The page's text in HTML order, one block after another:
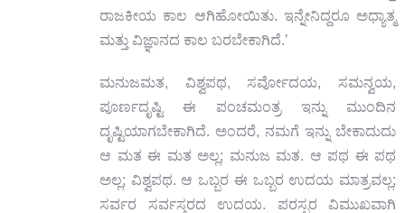
ರಾಜಕೀಯ ಕಾಲ ಆಗಿಹೋಯಿತು. ಇನ್ನೇನಿದ್ದರೂ ಅಧ್ಯಾತ್ಮ
ಮತ್ತು ವಿಜ್ಞಾನದ ಕಾಲ ಬರಬೇಕಾಗಿದೆ.’
ಮನುಜಮತ, ವಿಶ್ವಪಥ, ಸರ್ವೋದಯ, ಸಮನ್ವಯ,
ಪೂರ್ಣದೃಷ್ಟಿ ಈ ಪಂಚಮಂತ್ರ ಇನ್ನು ಮುಂದಿನ
ದೃಷ್ಟಿಯಾಗಬೇಕಾಗಿದೆ. ಅಂದರೆ, ನಮಗೆ ಇನ್ನು ಬೇಕಾದುದು
ಆ ಮತ ಈ ಮತ ಅಲ್ಲ; ಮನುಜ ಮತ. ಆ ಪಥ ಈ ಪಥ
ಅಲ್ಲ; ವಿಶ್ವಪಥ. ಆ ಒಬ್ಬರ ಈ ಒಬ್ಬರ ಉದಯ ಮಾತ್ರವಲ್ಲ;
ಸರ್ವರ ಸರ್ವಸ್ತರದ ಉದಯ. ಪರಸ್ಪರ ವಿಮುಖವಾಗಿ